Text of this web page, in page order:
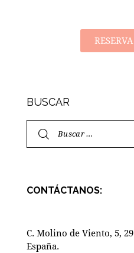
BUSCAR
CONTÁCTANOS:
C. Molino de Viento, 5,
España.